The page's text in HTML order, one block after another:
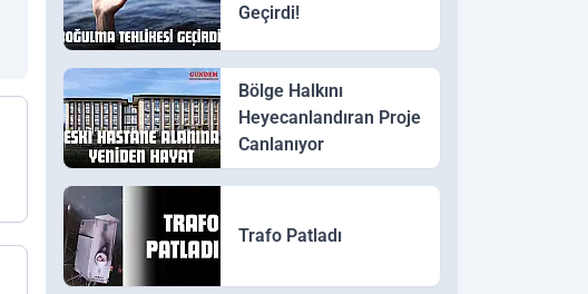
Geçirdi!
Bölge Halkını
Heyecanlandıran Proje
Canlanıyor
Trafo Patladı